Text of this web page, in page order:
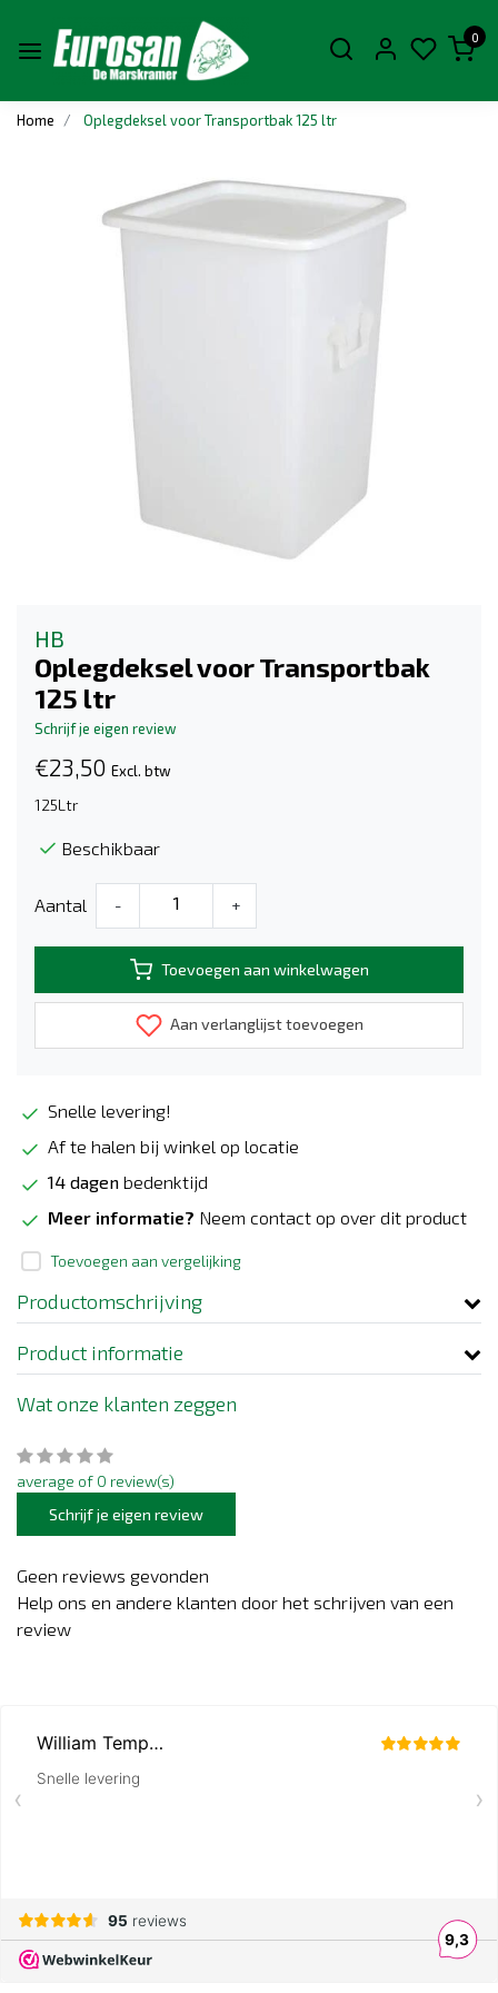
0
Home Oplegdeksel voor Transportbak 125 ltr
HB
Oplegdeksel voor Transportbak
125 ltr
Schrijf je eigen review
€23,50 Excl. btw
125Ltr
Beschikbaar
Aantal - +
Toevoegen aan winkelwagen
Aan verlanglijst toevoegen
Snelle levering!
Af te halen bij winkel op locatie
14 dagen bedenktijd
Meer informatie? Neem contact op over dit product
Toevoegen aan vergelijking
Productomschrijving
Product informatie
Wat onze klanten zeggen
average of 0 review(s)
Schrijf je eigen review
Geen reviews gevonden
Help ons en andere klanten door het schrijven van een
review